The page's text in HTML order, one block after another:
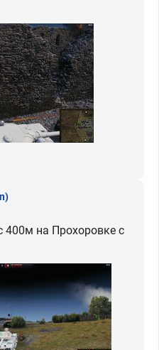
400м на Прохоровке с